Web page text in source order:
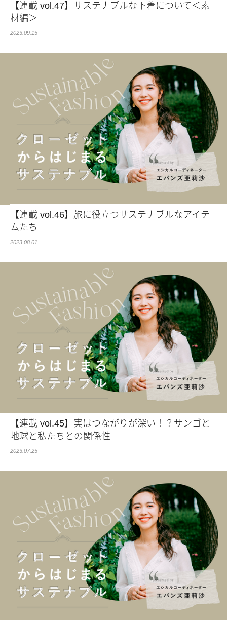
【連載 vol.47】サステナブルな下着について＜素
材編＞
2023.09.15
【連載 vol.46】旅に役立つサステナブルなアイテ
ムたち
2023.08.01
【連載 vol.45】実はつながりが深い！？サンゴと
地球と私たちとの関係性
2023.07.25